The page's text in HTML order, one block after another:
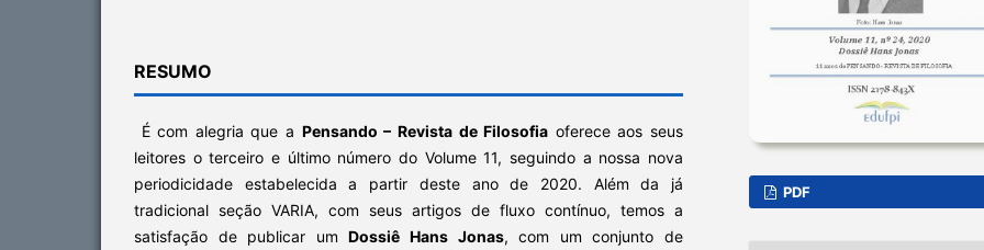
RESUMO
É com alegria que a Pensando – Revista de Filosofia oferece aos seus
leitores o terceiro e último número do Volume 11, seguindo a nossa nova
periodicidade estabelecida a partir deste ano de 2020. Além da já
tradicional seção VARIA, com seus artigos de fluxo contínuo, temos a
satisfação de publicar umDossiê Hans Jonas, com um conjunto de
PDF